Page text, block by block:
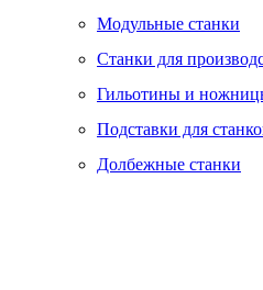
Модульные станки
Станки для
Гильотины и
Подставки для
Долбежные станки